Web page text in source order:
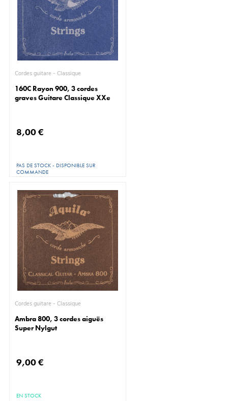
Cordes guitare - Classique
160C Rayon 900, 3 cordes
graves Guitare Classique XXe
8,00 €
PAS DE STOCK - DISPONIBLE SUR
COMMANDE
Cordes guitare - Classique
Ambra 800, 3 cordes aiguës
Super Nylgut
9,00 €
EN STOCK